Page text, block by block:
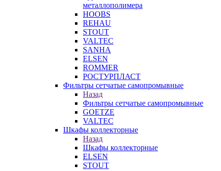
металлополимера
HOOBS
REHAU
STOUT
VALTEC
SANHA
ELSEN
ROMMER
РОСТУРПЛАСТ
Фильтры сетчатые самопромывные
Назад
Фильтры сетчатые самопромывные
GOETZE
VALTEC
Шкафы коллекторные
Назад
Шкафы коллекторные
ELSEN
STOUT